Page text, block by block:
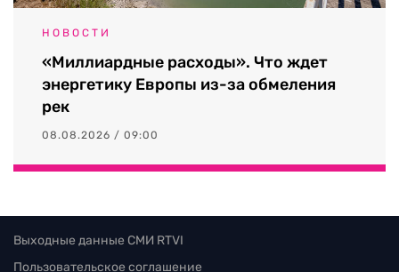
НОВОСТИ
«Миллиардные расходы». Что ждет
энергетику Европы из-за обмеления
рек
08.08.2026 / 09:00
Выходные данные СМИ RTVI
Пользовательское соглашение